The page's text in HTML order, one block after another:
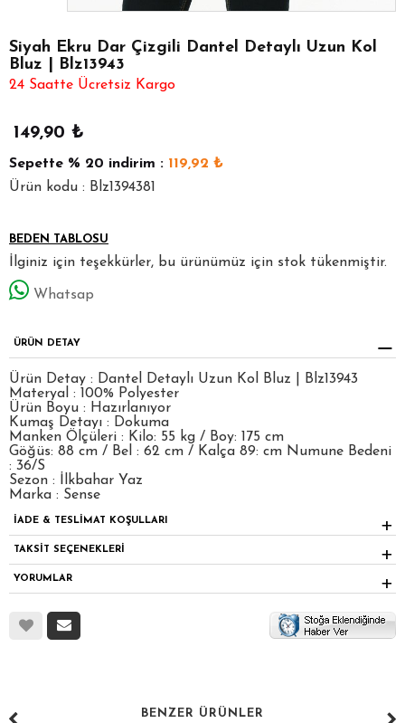
Siyah Ekru Dar Çizgili Dantel Detaylı Uzun Kol
Bluz | Blz13943
24 Saatte Ücretsiz Kargo
149,90 ₺
Sepette % 20 indirim : 119,92 ₺
Ürün kodu : Blz1394381
BEDEN TABLOSU
İlginiz için teşekkürler, bu ürünümüz için stok tükenmiştir.
Whatsap
ÜRÜN DETAY
Ürün Detay : Dantel Detaylı Uzun Kol Bluz | Blz13943
Materyal : 100% Polyester
Ürün Boyu : Hazırlanıyor
Kumaş Detayı : Dokuma
Manken Ölçüleri : Kilo: 55 kg / Boy: 175 cm
Göğüs: 88 cm / Bel : 62 cm / Kalça 89: cm Numune Bedeni
: 36/S
Sezon : İlkbahar Yaz
Marka : Sense
İADE & TESLİMAT KOŞULLARI
TAKSİT SEÇENEKLERİ
YORUMLAR
BENZER ÜRÜNLER